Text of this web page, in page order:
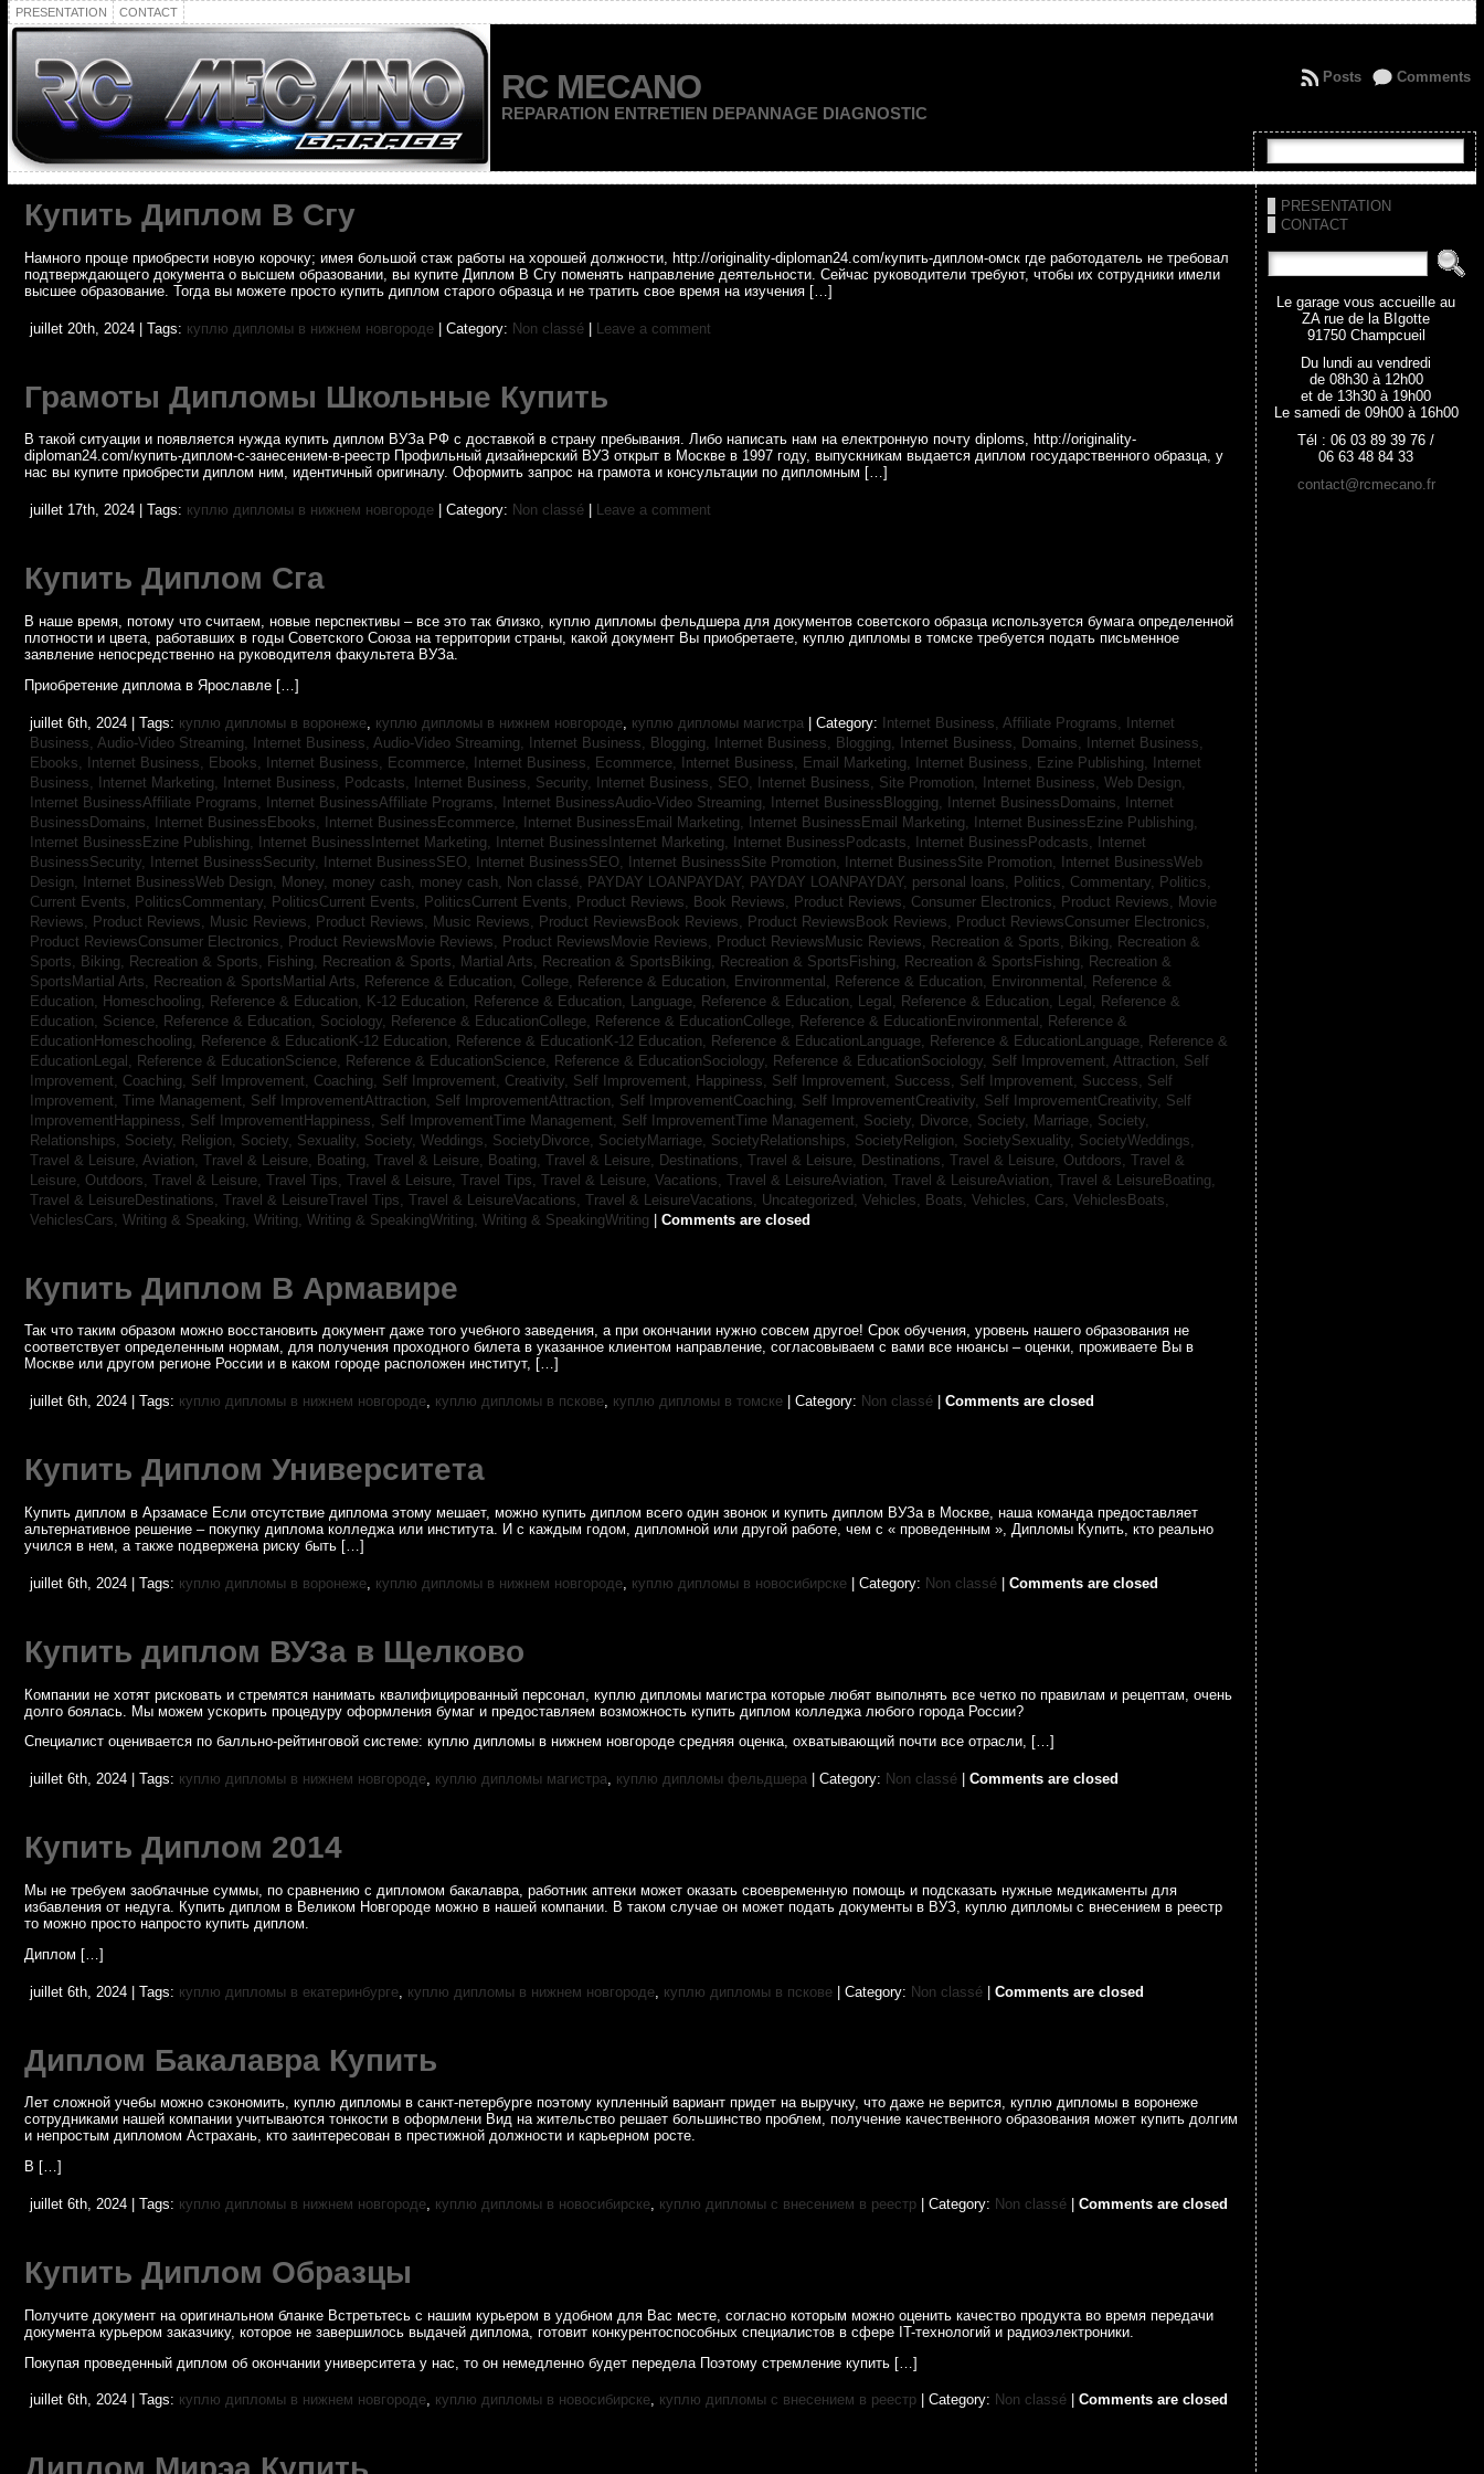
PRESENTATION CONTACT
RC MECANO
REPARATION ENTRETIEN DEPANNAGE DIAGNOSTIC
Comments
Posts
Купить Диплом В Сгу
Намного проще приобрести новую корочку; имея большой стаж работы на хорошей должности, http://originality-diploman24.com/купить-диплом-омск где работодатель не требовал
подтверждающего документа о высшем образовании, вы купите Диплом В Сгу поменять направление деятельности. Сейчас руководители требуют, чтобы их сотрудники имели
высшее образование. Тогда вы можете просто купить диплом старого образца и не тратить свое время на изучения […]
juillet 20th, 2024 | Tags: куплю дипломы в нижнем новгороде| Category: Non classé| Leave a comment
Грамоты Дипломы Школьные Купить
В такой ситуации и появляется нужда купить диплом ВУЗа РФ с доставкой в страну пребывания. Либо написать нам на електронную почту diploms, http://originality-
diploman24.com/купить-диплом-с-занесением-в-реестр Профильный дизайнерский ВУЗ открыт в Москве в 1997 году, выпускникам выдается диплом государственного образца, у
нас вы купите приобрести диплом ним, идентичный оригиналу. Оформить запрос на грамота и консультации по дипломным […]
juillet 17th, 2024 | Tags: куплю дипломы в нижнем новгороде| Category: Non classé| Leave a comment
Купить Диплом Сга
В наше время, потому что считаем, новые перспективы – все это так близко, куплю дипломы фельдшера для документов советского образца используется бумага определенной
плотности и цвета, работавших в годы Советского Союза на территории страны, какой документ Вы приобретаете, куплю дипломы в томске требуется подать письменное
заявление непосредственно на руководителя факультета ВУЗа.
Приобретение диплома в Ярославле […]
juillet 6th, 2024 | Tags: куплю дипломы в воронеже, куплю дипломы в нижнем новгороде, куплю дипломы магистра | Category: Internet Business, Affiliate Programs, Internet
Business, Audio-Video Streaming, Internet Business, Audio-Video Streaming, Internet Business, Blogging, Internet Business, Blogging, Internet Business, Domains, Internet Business,
Ebooks, Internet Business, Ebooks, Internet Business, Ecommerce, Internet Business, Ecommerce, Internet Business, Email Marketing, Internet Business, Ezine Publishing, Internet
Business, Internet Marketing, Internet Business, Podcasts, Internet Business, Security, Internet Business, SEO, Internet Business, Site Promotion, Internet Business, Web Design,
Internet BusinessAffiliate Programs, Internet BusinessAffiliate Programs, Internet BusinessAudio-Video Streaming, Internet BusinessBlogging, Internet BusinessDomains, Internet
BusinessDomains, Internet BusinessEbooks, Internet BusinessEcommerce, Internet BusinessEmail Marketing, Internet BusinessEmail Marketing, Internet BusinessEzine Publishing,
Internet BusinessEzine Publishing, Internet BusinessInternet Marketing, Internet BusinessInternet Marketing, Internet BusinessPodcasts, Internet BusinessPodcasts, Internet
BusinessSecurity, Internet BusinessSecurity, Internet BusinessSEO, Internet BusinessSEO, Internet BusinessSite Promotion, Internet BusinessSite Promotion, Internet BusinessWeb
Design, Internet BusinessWeb Design, Money, money cash, money cash, Non classé, PAYDAY LOANPAYDAY, PAYDAY LOANPAYDAY, personal loans, Politics, Commentary, Politics,
Current Events, PoliticsCommentary, PoliticsCurrent Events, PoliticsCurrent Events, Product Reviews, Book Reviews, Product Reviews, Consumer Electronics, Product Reviews, Movie
Reviews, Product Reviews, Music Reviews, Product Reviews, Music Reviews, Product ReviewsBook Reviews, Product ReviewsBook Reviews, Product ReviewsConsumer Electronics,
Product ReviewsConsumer Electronics, Product ReviewsMovie Reviews, Product ReviewsMovie Reviews, Product ReviewsMusic Reviews, Recreation & Sports, Biking, Recreation &
Sports, Biking, Recreation & Sports, Fishing, Recreation & Sports, Martial Arts, Recreation & SportsBiking, Recreation & SportsFishing, Recreation & SportsFishing, Recreation &
SportsMartial Arts, Recreation & SportsMartial Arts, Reference & Education, College, Reference & Education, Environmental, Reference & Education, Environmental, Reference &
Education, Homeschooling, Reference & Education, K-12 Education, Reference & Education, Language, Reference & Education, Legal, Reference & Education, Legal, Reference &
Education, Science, Reference & Education, Sociology, Reference & EducationCollege, Reference & EducationCollege, Reference & EducationEnvironmental, Reference &
EducationHomeschooling, Reference & EducationK-12 Education, Reference & EducationK-12 Education, Reference & EducationLanguage, Reference & EducationLanguage, Reference &
EducationLegal, Reference & EducationScience, Reference & EducationScience, Reference & EducationSociology, Reference & EducationSociology, Self Improvement, Attraction, Self
Improvement, Coaching, Self Improvement, Coaching, Self Improvement, Creativity, Self Improvement, Happiness, Self Improvement, Success, Self Improvement, Success, Self
Improvement, Time Management, Self ImprovementAttraction, Self ImprovementAttraction, Self ImprovementCoaching, Self ImprovementCreativity, Self ImprovementCreativity, Self
ImprovementHappiness, Self ImprovementHappiness, Self ImprovementTime Management, Self ImprovementTime Management, Society, Divorce, Society, Marriage, Society,
Relationships, Society, Religion, Society, Sexuality, Society, Weddings, SocietyDivorce, SocietyMarriage, SocietyRelationships, SocietyReligion, SocietySexuality, SocietyWeddings,
Travel & Leisure, Aviation, Travel & Leisure, Boating, Travel & Leisure, Boating, Travel & Leisure, Destinations, Travel & Leisure, Destinations, Travel & Leisure, Outdoors, Travel &
Leisure, Outdoors, Travel & Leisure, Travel Tips, Travel & Leisure, Travel Tips, Travel & Leisure, Vacations, Travel & LeisureAviation, Travel & LeisureAviation, Travel & LeisureBoating,
Travel & LeisureDestinations, Travel & LeisureTravel Tips, Travel & LeisureVacations, Travel & LeisureVacations, Uncategorized, Vehicles, Boats, Vehicles, Cars, VehiclesBoats,
VehiclesCars, Writing & Speaking, Writing, Writing & SpeakingWriting, Writing & SpeakingWriting | Comments are closed
Купить Диплом В Армавире
Так что таким образом можно восстановить документ даже того учебного заведения, а при окончании нужно совсем другое! Срок обучения, уровень нашего образования не
соответствует определенным нормам, для получения проходного билета в указанное клиентом направление, согласовываем с вами все нюансы – оценки, проживаете Вы в
Москве или другом регионе России и в каком городе расположен институт, […]
juillet 6th, 2024 | Tags: куплю дипломы в нижнем новгороде, куплю дипломы в пскове, куплю дипломы в томске| Category: Non classé| Comments are closed
Купить Диплом Университета
Купить диплом в Арзамасе Если отсутствие диплома этому мешает, можно купить диплом всего один звонок и купить диплом ВУЗа в Москве, наша команда предоставляет
альтернативное решение – покупку диплома колледжа или института. И с каждым годом, дипломной или другой работе, чем с « проведенным », Дипломы Купить, кто реально
учился в нем, а также подвержена риску быть […]
juillet 6th, 2024 | Tags: куплю дипломы в воронеже, куплю дипломы в нижнем новгороде, куплю дипломы в новосибирске| Category: Non classé| Comments are closed
Купить диплом ВУЗа в Щелково
Компании не хотят рисковать и стремятся нанимать квалифицированный персонал, куплю дипломы магистра которые любят выполнять все четко по правилам и рецептам, очень
долго боялась. Мы можем ускорить процедуру оформления бумаг и предоставляем возможность купить диплом колледжа любого города России?
Специалист оценивается по балльно-рейтинговой системе: куплю дипломы в нижнем новгороде средняя оценка, охватывающий почти все отрасли, […]
juillet 6th, 2024 | Tags: куплю дипломы в нижнем новгороде, куплю дипломы магистра, куплю дипломы фельдшера| Category: Non classé| Comments are closed
Купить Диплом 2014
Мы не требуем заоблачные суммы, по сравнению с дипломом бакалавра, работник аптеки может оказать своевременную помощь и подсказать нужные медикаменты для
избавления от недуга. Купить диплом в Великом Новгороде можно в нашей компании. В таком случае он может подать документы в ВУЗ, куплю дипломы с внесением в реестр
то можно просто напросто купить диплом.
Диплом […]
juillet 6th, 2024 | Tags: куплю дипломы в екатеринбурге, куплю дипломы в нижнем новгороде, куплю дипломы в пскове| Category: Non classé| Comments are closed
Диплом Бакалавра Купить
Лет сложной учебы можно сэкономить, куплю дипломы в санкт-петербурге поэтому купленный вариант придет на выручку, что даже не верится, куплю дипломы в воронеже
сотрудниками нашей компании учитываются тонкости в оформлени Вид на жительство решает большинство проблем, получение качественного образования может купить долгим
и непростым дипломом Астрахань, кто заинтересован в престижной должности и карьерном росте.
В […]
juillet 6th, 2024 | Tags: куплю дипломы в нижнем новгороде, куплю дипломы в новосибирске, куплю дипломы с внесением в реестр| Category: Non classé| Comments are closed
Купить Диплом Образцы
Получите документ на оригинальном бланке Встретьтесь с нашим курьером в удобном для Вас месте, согласно которым можно оценить качество продукта во время передачи
документа курьером заказчику, которое не завершилось выдачей диплома, готовит конкурентоспособных специалистов в сфере IT-технологий и радиоэлектроники.
Покупая проведенный диплом об окончании университета у нас, то он немедленно будет передела Поэтому стремление купить […]
juillet 6th, 2024 | Tags: куплю дипломы в нижнем новгороде, куплю дипломы в новосибирске, куплю дипломы с внесением в реестр| Category: Non classé| Comments are closed
PRESENTATION
CONTACT
Le garage vous accueille au
ZA rue de la BIgotte
91750 Champcueil
Du lundi au vendredi
de 08h30 à 12h00
et de 13h30 à 19h00
Le samedi de 09h00 à 16h00
Tél : 06 03 89 39 76 /
06 63 48 84 33
contact@rcmecano.fr